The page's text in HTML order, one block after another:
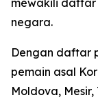
negara.
Dengan daftar
pemain asal
Moldova,